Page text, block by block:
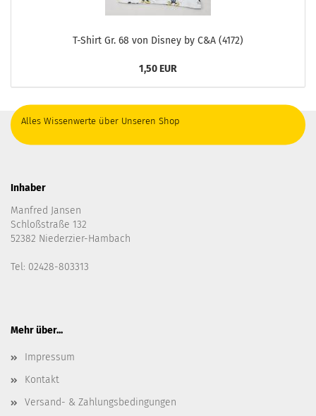
T-Shirt Gr. 68 von Disney by C&A (4172)
1,50 EUR
Alles Wissenwerte über Unseren Shop
Inhaber
Manfred Jansen
Schloßstraße 132
52382 Niederzier-Hambach
Tel: 02428-803313
Mehr über...
Impressum
Kontakt
Versand- & Zahlungsbedingungen